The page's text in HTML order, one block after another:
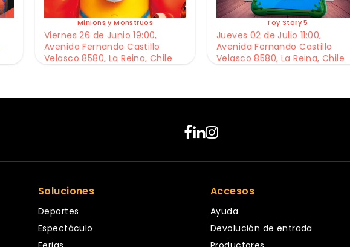
Minions y Monstruos
Viernes 26 de Junio 19:00,
Avenida Fernando Castillo
Velasco 8580, La Reina, Chile
Toy Story 5
Jueves 02 de Julio 11:00,
Avenida Fernando Castillo
Velasco 8580, La Reina, Chile
Soluciones
Deportes
Espectáculo
Accesos
Ayuda
Devolución de entrada